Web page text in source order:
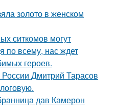
золото в женском
ситкомов могут
по всему, нас ждет
героев.
Дмитрий Тарасов
дав Камерон